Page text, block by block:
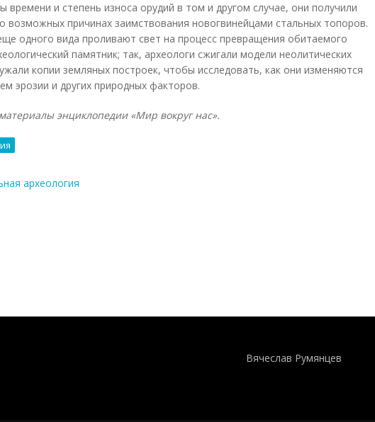
времени и степень износа орудий в том и другом случае, они получили
возможных причинах заимствования новогвинейцами стальных топоров.
одного вида проливают свет на процесс превращения обитаемого
памятник; так, археологи сжигали модели неолитических
копии земляных построек, чтобы исследовать, как они изменяются
эрозии и других природных факторов.
энциклопедии «Мир вокруг нас».
археология
Вячеслав Румянцев